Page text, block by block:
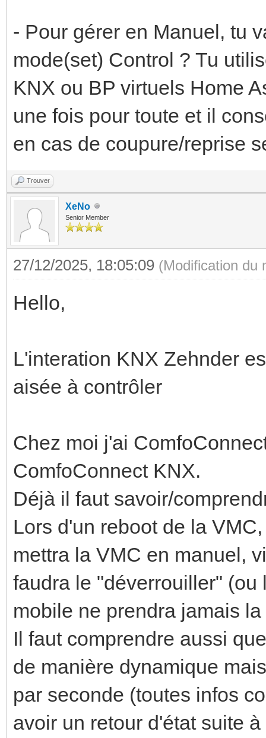
- Pour gérer en Manuel, tu
mode(set) Control ? Tu
KNX ou BP virtuels Home
une fois pour toute et il
en cas de coupure/reprise
Trouver
XeNo
Senior Member
27/12/2025, 18:05:09 (Modification du
Hello,
L'interation KNX Zehnder
aisée à contrôler
Chez moi j'ai
ComfoConnect KNX.
Déjà il faut savoir/
Lors d'un reboot de la
mettra la VMC en manuel,
faudra le "déverrouiller"
mobile ne prendra jamais
Il faut comprendre aussi
de manière dynamique
par seconde (toutes infos
avoir un retour d'état suite